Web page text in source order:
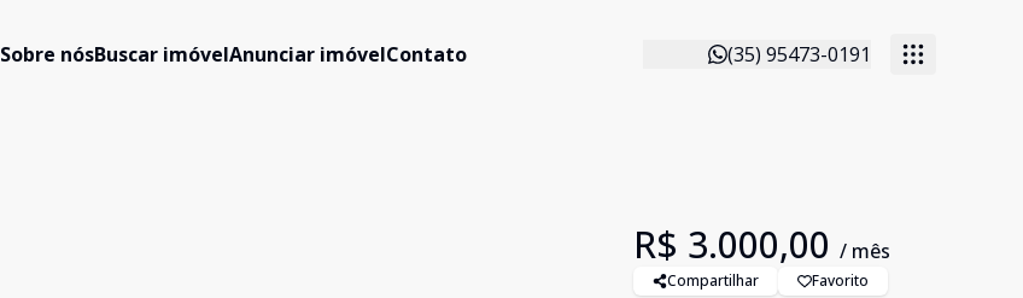
Sobre nósBuscar imóvelAnunciar imóvelContato (35) 95473-0191
R$ 3.000,00 / mês
Compartilhar Favorito